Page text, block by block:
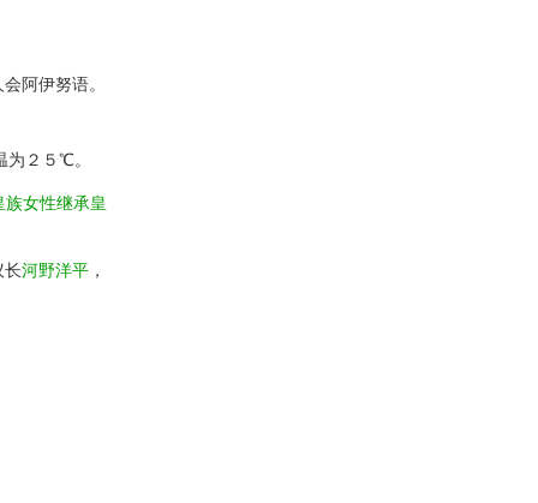
阿伊努语。
为２５℃。
族女性继承皇
长河野洋平 ，